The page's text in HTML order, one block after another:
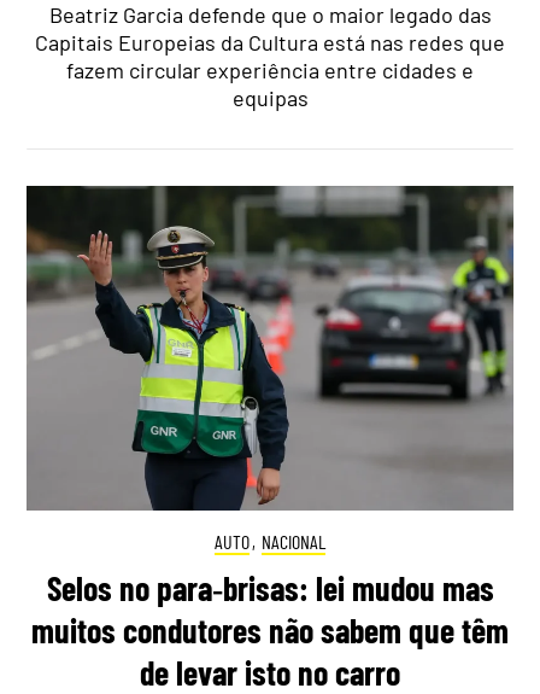
Beatriz Garcia defende que o maior legado das
Capitais Europeias da Cultura está nas redes que
fazem circular experiência entre cidades e
equipas
AUTO, NACIONAL
Selos no para‑brisas: lei mudou mas
muitos condutores não sabem que têm
de levar isto no carro